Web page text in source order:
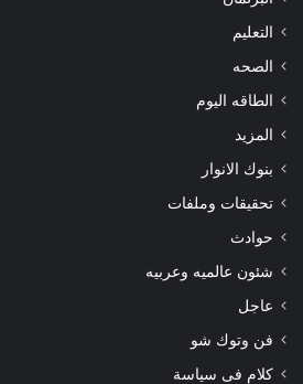
التعليم
الصحه
الطاقه اليوم
المزيد
بنوك الانوار
تحقيقات وملفات
حوادث
شئون عالميه وعربيه
عاجل
فن وتوك شو
كلام فى سياسة